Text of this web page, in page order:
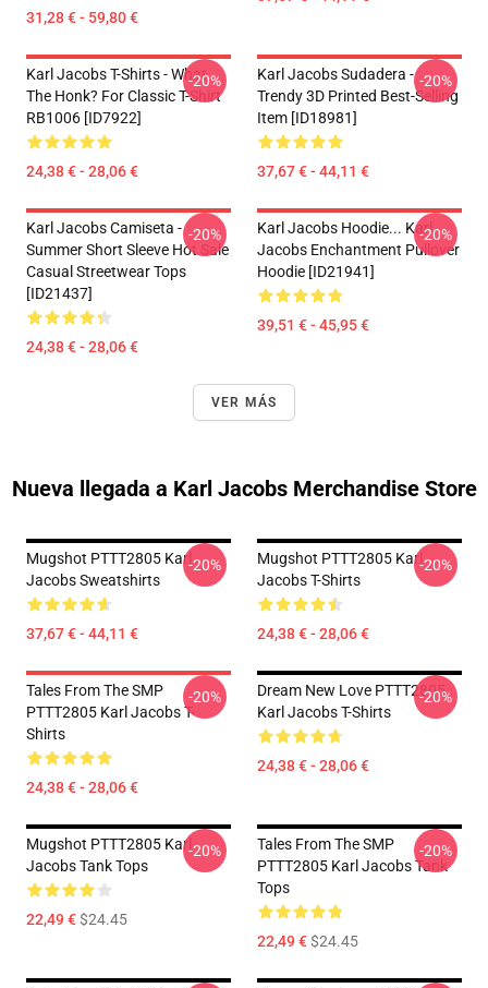
31,28 € - 59,80 €
Karl Jacobs T-Shirts - What
The Honk? For Classic T-Shirt
RB1006 [ID7922]
24,38 € - 28,06 €
-20%
Karl Jacobs Sudadera -
Trendy 3D Printed Best-Selling
Item [ID18981]
37,67 € - 44,11 €
-20%
Karl Jacobs Camiseta -
Summer Short Sleeve Hot Sale
Casual Streetwear Tops
[ID21437]
24,38 € - 28,06 €
-20%
Karl Jacobs Hoodie... Karl
Jacobs Enchantment Pullover
Hoodie [ID21941]
39,51 € - 45,95 €
-20%
VER MÁS
Nueva llegada a Karl Jacobs Merchandise Store
Mugshot PTTT2805 Karl
Jacobs Sweatshirts
37,67 € - 44,11 €
-20%
Mugshot PTTT2805 Karl
Jacobs T-Shirts
24,38 € - 28,06 €
-20%
Tales From The SMP
PTTT2805 Karl Jacobs T-
Shirts
24,38 € - 28,06 €
-20%
Dream New Love PTTT2805
Karl Jacobs T-Shirts
24,38 € - 28,06 €
-20%
Mugshot PTTT2805 Karl
Jacobs Tank Tops
22,49 €$24.45
-20%
Tales From The SMP
PTTT2805 Karl Jacobs Tank
Tops
22,49 €$24.45
-20%